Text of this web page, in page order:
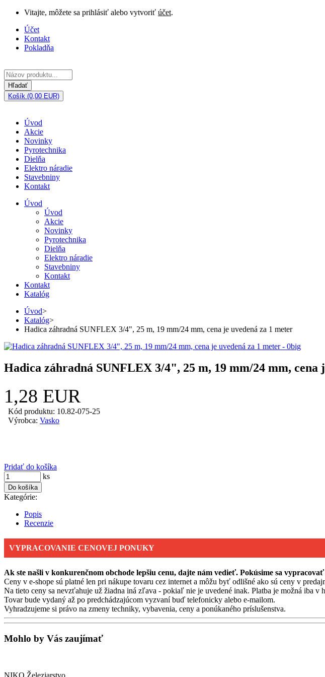
Vitajte, môžete sa prihlásiť alebo vytvoriť účet.
Účet
Kontakt
Pokladňa
Hľadať
Košík (0,00 EUR)
Úvod
Akcie
Novinky
Pyrotechnika
Dielňa
Elektro náradie
Stavebniny
Kontakt
Úvod
Úvod
Akcie
Novinky
Pyrotechnika
Dielňa
Elektro náradie
Stavebniny
Kontakt
Kontakt
Katalóg
Úvod>
Katalóg>
Hadica záhradná SUNFLEX 3/4", 25 m, 19 mm/24 mm, cena je uvedená za 1 meter
Hadica záhradná SUNFLEX 3/4", 25 m, 19 mm/24 mm, cena
1,28 EUR
Kód produktu: 10.82-075-25
Výrobca: Vasko
Pridať do košíka
ks
Do košíka
Kategórie:
Popis
Recenzie
VYPRACOVANIE CENOVEJ PONUKY
Ak ste našli v konkurenčnom obchode lepšiu cenu, dajte nám vedieť. Pokúsime sa
Ceny v e-shope sú platné len pri nákupe tovaru cez internet a môžu byť odlišné ako sú ceny v
Na tieto ceny sa nevzťahuje už žiadna iná zľava - pokiaľ nie je uvedené inak. Platba je možná iba v
Tovar bude vydaný až po predchádzajúcom vyzvaní buď telefonicky alebo e-mailom.
Vyhradzujeme si právo na zmeny techniky, vybavenia, ceny a ponúkaného príslušenstva.
Mohlo by Vás zaujímať
NIKO Železiarstvo